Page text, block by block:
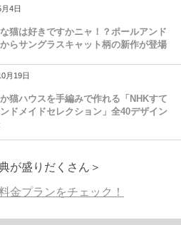
4日
猫は好きですかニャ！？ポールアンド
らサングラスキャット柄の新作が登場
月19日
猫ハウスを手編みで作れる「NHKすて
ドメイドセレクション」全40デザイン
が盛りだくさん＞
金プランをチェック！